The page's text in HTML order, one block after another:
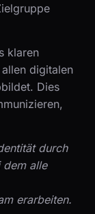
klaren
digitalen
Dies
durch
dem alle
erarbeiten.